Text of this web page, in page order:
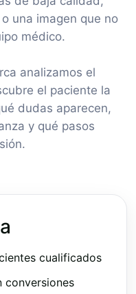
una imagen que no
médico.
analizamos el
el paciente la
dudas aparecen,
y qué pasos
cualificados
conversiones